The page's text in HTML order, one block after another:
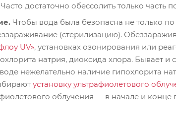
достаточно обессолить только
Чтобы вода была безопасна не только
(стерилизацию).
UV», установках озонирования или
натрия, диоксида хлора. Бывает
нежелательно наличие гипохлорита
установку ультрафиолетового
облучения — в начале и конце